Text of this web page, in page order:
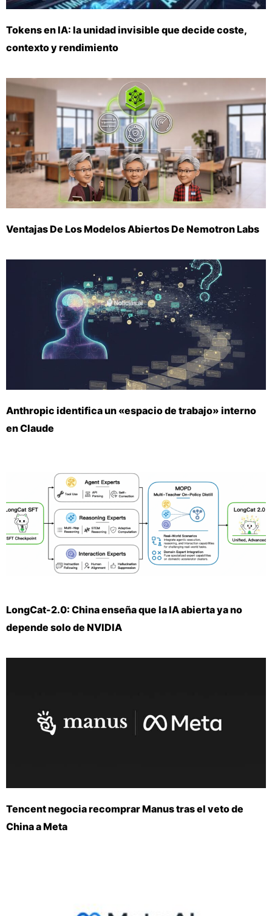
Tokens en IA: la unidad invisible que decide coste,
contexto y rendimiento
Ventajas De Los Modelos Abiertos De Nemotron Labs
Anthropic identifica un «espacio de trabajo» interno
en Claude
LongCat-2.0: China enseña que la IA abierta ya no
depende solo de NVIDIA
Tencent negocia recomprar Manus tras el veto de
China a Meta